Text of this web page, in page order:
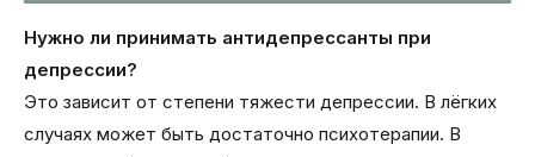
Нужно ли принимать антидепрессанты при
депрессии?
Это зависит от степени тяжести депрессии. В лёгких
случаях может быть достаточно психотерапии. В